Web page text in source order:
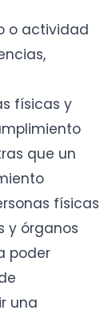
o actividad
físicas y
que un
físicas
y órganos
poder
una